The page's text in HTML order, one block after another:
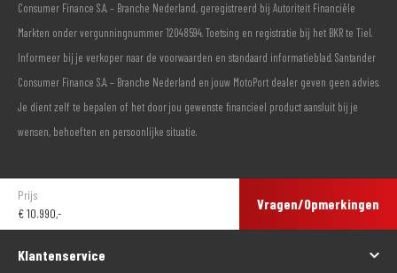
Consumer Finance S.A. – Branche Nederland, geregistreerd bij Autoriteit Financiële
Markten onder vergunningnummer 12048594. Toetsing en registratie bij het BKR te Tiel.
Informeer bij je verkoper naar de voorwaarden en standaard informatieblad. Santander
Consumer Finance S.A. – Branche Nederland en jouw MotoPort dealer geven geen advies.
Je dient zelf te bepalen of het door jou gewenste financieel product aansluit bij je
wensen, behoeften en persoonlijke situatie.
Prijs
€10.990,-
Vragen/Opmerkingen
Klantenservice